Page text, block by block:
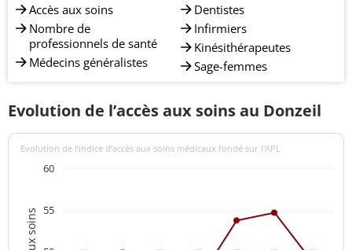
Accès aux soins
Nombre de
professionnels de santé
Médecins généralistes
Dentistes
Infirmiers
Kinésithérapeutes
Sage-femmes
Evolution de l’accès aux soins au Donzeil
Evolution de l’indice d’accès aux soins médicaux fondé sur l'APL
55
60